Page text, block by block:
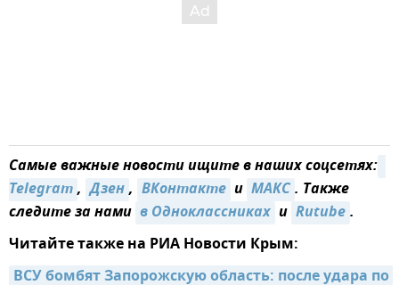
Самые важные новости ищите в наших соцсетях:
Telegram, Дзен, ВКонтакте и MAКС. Также
следите за нами в Одноклассниках и Rutube.
Читайте также на РИА Новости Крым:
ВСУ бомбят Запорожскую область: после удара по